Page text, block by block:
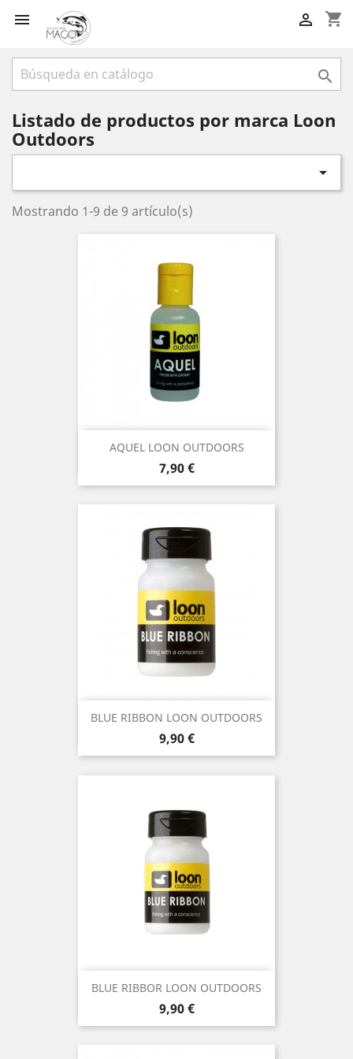
 shopping_cart


Listado de productos por marca Loon
Outdoors

Mostrando 1-9 de 9 artículo(s)
AQUEL LOON OUTDOORS
Precio
7,90 €
BLUE RIBBON LOON OUTDOORS
Precio
9,90 €
BLUE RIBBOR LOON OUTDOORS
Precio
9,90 €